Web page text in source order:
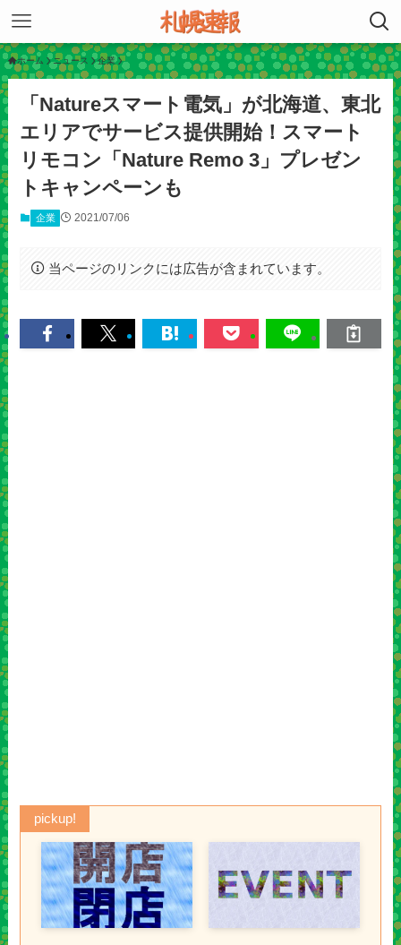
ホーム ニュース 企業
「Natureスマート電気」が北海道、東北
エリアでサービス提供開始！スマート
リモコン「Nature Remo 3」プレゼン
トキャンペーンも
企業 2021/07/06
当ページのリンクには広告が含まれています。
pickup!